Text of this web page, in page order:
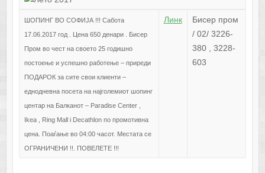
ШОПИНГ ВО СОФИЈА !!! Сабота
17.06.2017 год . Цена 650 денари . Бисер
Пром во чест на своето 25 годишно
постоење и успешно работење – приреди
ПОДАРОК за сите свои клиенти –
еднодневна посета на најголемиот шопинг
центар на Балканот – Paradise Center ,
Ikea , Ring Mall i Decathlon по промотивна
цена. Поаѓање во 04:00 часот. Местата се
ОГРАНИЧЕНИ !!. ПОВЕЛЕТЕ !!!
Линк
Бисер пром
/ 02/ 3226-
380 , 3228-
603